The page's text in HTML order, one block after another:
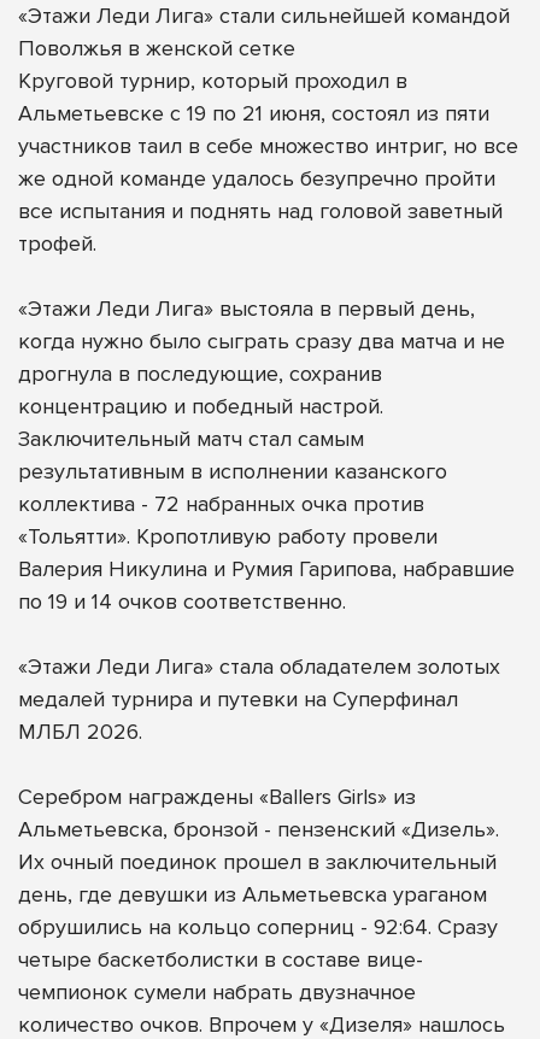
«Этажи Леди Лига» стали сильнейшей командой
Поволжья в женской сетке
Круговой турнир, который проходил в
Альметьевске с 19 по 21 июня, состоял из пяти
участников таил в себе множество интриг, но все
же одной команде удалось безупречно пройти
все испытания и поднять над головой заветный
трофей.
«Этажи Леди Лига» выстояла в первый день,
когда нужно было сыграть сразу два матча и не
дрогнула в последующие, сохранив
концентрацию и победный настрой.
Заключительный матч стал самым
результативным в исполнении казанского
коллектива - 72 набранных очка против
«Тольятти». Кропотливую работу провели
Валерия Никулина и Румия Гарипова, набравшие
по 19 и 14 очков соответственно.
«Этажи Леди Лига» стала обладателем золотых
медалей турнира и путевки на Суперфинал
МЛБЛ 2026.
Серебром награждены «Ballers Girls» из
Альметьевска, бронзой - пензенский «Дизель».
Их очный поединок прошел в заключительный
день, где девушки из Альметьевска ураганом
обрушились на кольцо соперниц - 92:64. Сразу
четыре баскетболистки в составе вице-
чемпионок сумели набрать двузначное
количество очков. Впрочем у «Дизеля» нашлось